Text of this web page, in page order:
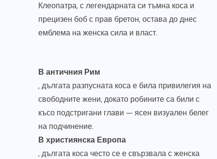
Клеопатра, с легендарната си тъмна коса и
прецизен боб с прав бретон, остава до днес
емблема на женска сила и власт.
В античния Рим
, дългата разпусната коса е била привилегия на
свободните жени, докато робините са били с
късо подстригани глави — ясен визуален белег
на подчинение.
В християнска Европа
, дългата коса често се е свързвала с женска